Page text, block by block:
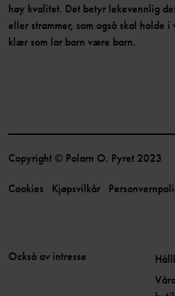
høy kvalitet. Det betyr lekevennlig
eller strammer, som også skal holde
klær som lar barn være barn.
Copyright © Polarn O. Pyret 2023
Cookies Kjøpsvilkår
Också av intresse